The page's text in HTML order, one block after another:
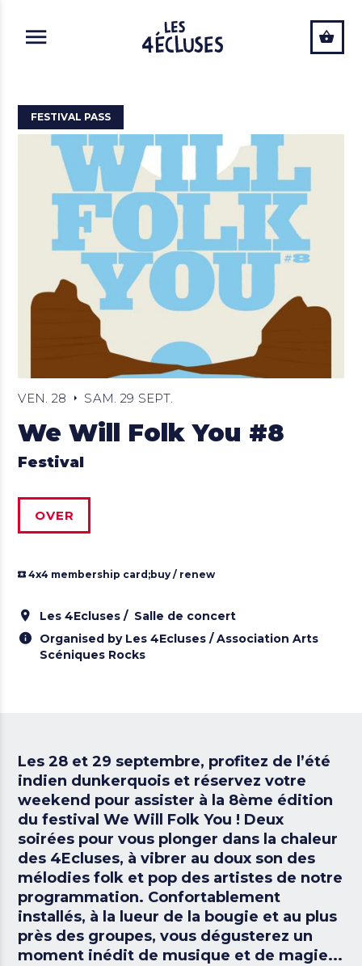
FESTIVAL PASS
VEN. 28 SAM. 29 SEPT.
We Will Folk You #8
Festival
OVER
4x4 membership card;buy / renew
Les 4Ecluses
Salle de concert
Organised by Les 4Ecluses / Association Arts
Scéniques Rocks
Les 28 et 29 septembre, profitez de l’été
indien dunkerquois et réservez votre
weekend pour assister à la 8ème édition
du festival We Will Folk You ! Deux
soirées pour vous plonger dans la chaleur
des 4Ecluses, à vibrer au doux son des
mélodies folk et pop des artistes de notre
programmation. Confortablement
installés, à la lueur de la bougie et au plus
près des groupes, vous dégusterez un
moment inédit de musique et de magie...